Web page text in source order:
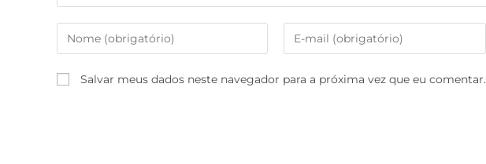
Salvar meus dados neste navegador para a próxima vez que eu comentar.